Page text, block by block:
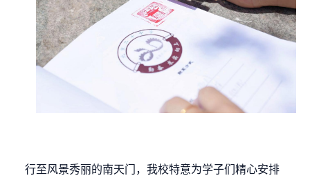
行至风景秀丽的南天门， 我校特意为学子们精心安排